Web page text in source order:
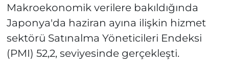
Makroekonomik verilere bakıldığında
Japonya'da haziran ayına ilişkin hizmet
sektörü Satınalma Yöneticileri Endeksi
(PMI) 52,2, seviyesinde gerçekleşti.